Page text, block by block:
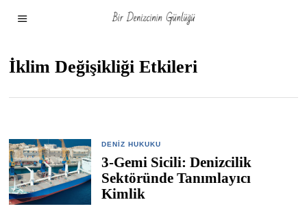
İklim Değişikliği Etkileri
DENIZ HUKUKU
3-Gemi Sicili: Denizcilik
Sektöründe Tanımlayıcı
Kimlik